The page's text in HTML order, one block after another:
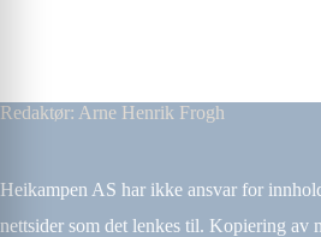
Redaktør: Arne Henrik Frogh
Heikampen AS har ikke ansvar for
nettsider som det lenkes til. Kopiering av